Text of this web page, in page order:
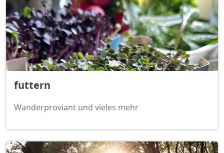
futtern
Wanderproviant und vieles mehr